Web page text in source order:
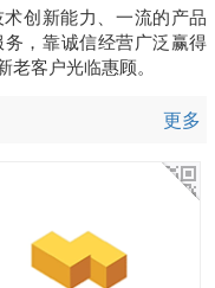
创新能力、一流的产品
，靠诚信经营广泛赢得
客户光临惠顾。
更多